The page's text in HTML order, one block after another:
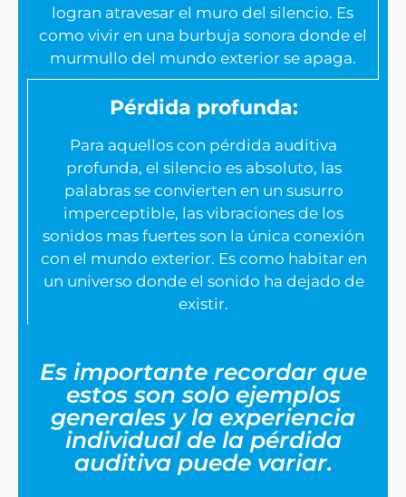
logran atravesar el muro del silencio. Es
como vivir en una burbuja sonora donde el
murmullo del mundo exterior se apaga.
Pérdida profunda:
Para aquellos con pérdida auditiva
profunda, el silencio es absoluto, las
palabras se convierten en un susurro
imperceptible, las vibraciones de los
sonidos mas fuertes son la única conexión
con el mundo exterior. Es como habitar en
un universo donde el sonido ha dejado de
existir.
Es importante recordar que
estos son solo ejemplos
generales y la experiencia
individual de la pérdida
auditiva puede variar.